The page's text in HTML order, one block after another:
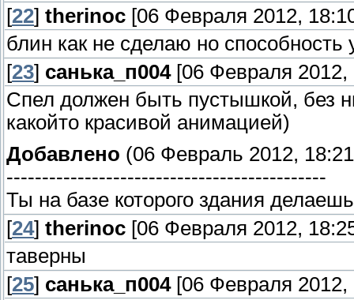
[22] therinoc [06 Февраля 2012,
блин как не сделаю но способность
[23] санька_п004[06 Февраля 2012,
Спел должен быть пустышкой, без
какойто красивой анимацией)
Добавлено (06 Февраль 2012,
---------------------------------------------
Ты на базе которого здания
[24] therinoc [06 Февраля 2012,
таверны
[25] санька_п004[06 Февраля 2012,